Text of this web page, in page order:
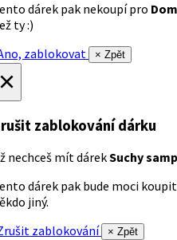
dárek pak nekoupí pro
ty :)
zablokovat
× Zpět
zablokování dárku
nechceš mít dárekSuchy
dárek pak bude moci
jiný.
zablokování
× Zpět